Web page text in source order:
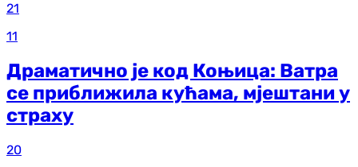
21
11
Драматично је код Коњица: Ватра
се приближила кућама, мјештани у
страху
20